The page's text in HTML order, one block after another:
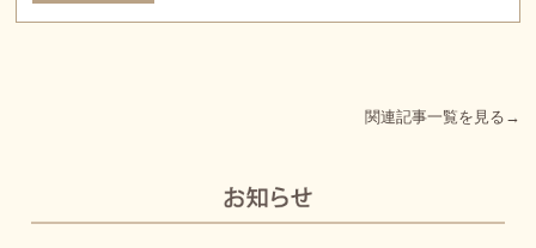
関連記事一覧を見る→